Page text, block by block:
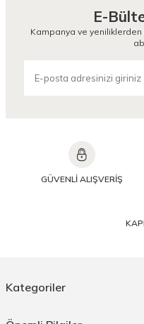
E-
Kampanya ve
GÜVENLİ ALIŞVERİŞ
Kategoriler